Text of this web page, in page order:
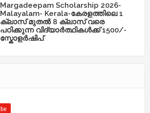
Margadeepam Scholarship 2026-
Malayalam- Kerala-കേരളത്തിലെ 1
ക്ലാസ് മുതൽ 8 ക്ലാസ് വരെ
പഠിക്കുന്ന വിദ്യാർത്ഥികൾക്ക് 1500/-
സ്കോളർഷിപ്